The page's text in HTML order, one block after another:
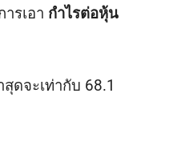
รเอา กำไรต่อหุ้น
ดจะเท่ากับ 68.1